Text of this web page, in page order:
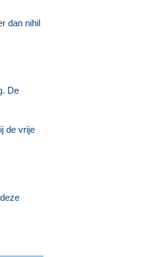
dan nihil
De
de vrije